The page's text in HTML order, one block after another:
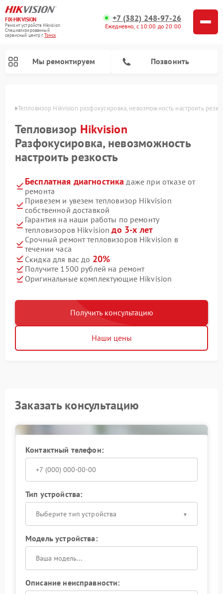
FIX-HIKVISION
Ремонт устройств Hikvision
Специализированный
cервисный центр г.Томск
+7 (382) 248-97-26
Ежедневно, с 10:00 до 20:00
Мы ремонтируем Позвонить
Тепловизор Hikvision разфокусировка, невозможность настроить
Тепловизор Hikvision
Разфокусировка, невозможность
настроить резкость
Бесплатная диагностика даже при отказе от
ремонта
Привезем и увезем тепловизор Hikvision
собственной доставкой
Гарантия на наши работы по ремонту
тепловизоров Hikvisionдо 3-х лет
Срочный ремонт тепловизоров Hikvision в
течении часа
Скидка для вас до 20%
Получите 1500 рублей на ремонт
Оригинальные комплектующие Hikvision
Получить консультацию
Наши цены
Заказать консультацию
Контактный телефон:
Тип устройства:
Выберите тип устройства
Модель устройства:
Описание неисправности: